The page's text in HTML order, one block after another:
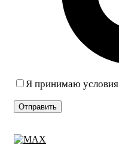
Я принимаю условия